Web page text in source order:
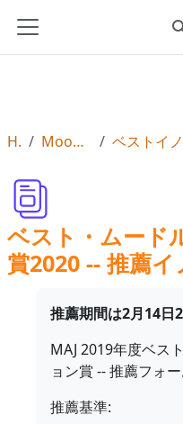
メインコンテンツへスキップ
サイドパネル
Home MoodleMoot Japan 2021
ベスト・ムード
賞2020 -- 推薦
推薦期間は2月14日
MAJ 2019年度ベス
ョン賞 -- 推薦フォ
推薦基準: